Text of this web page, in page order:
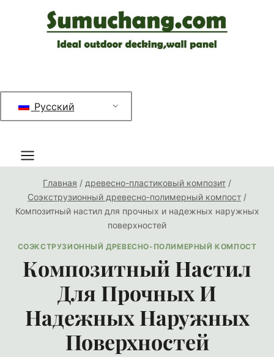
содержимому
Русский
Главная / древесно-пластиковый композит /
Соэкструзионный древесно-полимерный компост /
Композитный настил для прочных и надежных наружных
поверхностей
СОЭКСТРУЗИОННЫЙ ДРЕВЕСНО-ПОЛИМЕРНЫЙ КОМПОСТ
Композитный Настил
Для Прочных И
Надежных Наружных
Поверхностей